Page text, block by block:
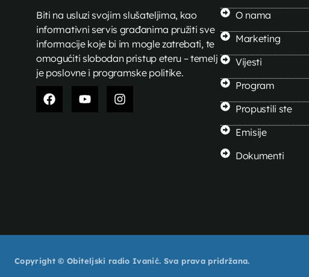
Biti na usluzi svojim slušateljima, kao
informativni servis građanima pružiti sve
informacije koje bi im mogle zatrebati, te
omogućiti slobodan pristup eteru – temelj
je poslovne i programske politike.
O nama
Marketing
Vijesti
Program
Propustili ste
Emisije
Dokumenti
Copyright © Obiteljski radio Ivanić. Sva prava pridržana.